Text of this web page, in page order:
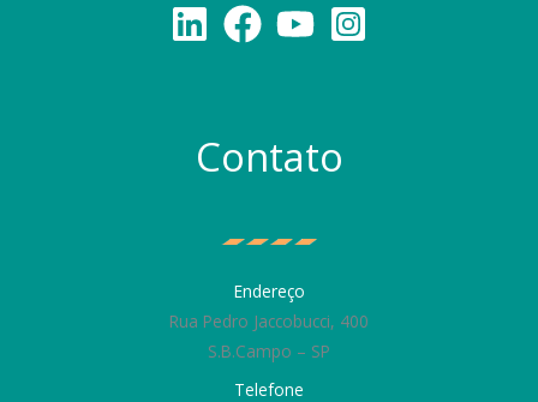
Contato
Endereço
Rua Pedro Jaccobucci, 400
S.B.Campo – SP
Telefone